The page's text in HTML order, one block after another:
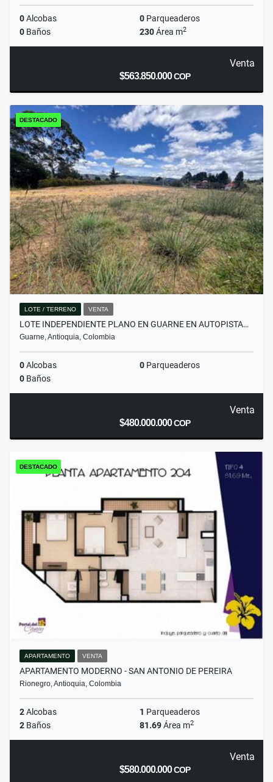
0Alcobas 0 Parqueaderos
0 Baños 230Área m2
Venta
$563.850.000COP
DESTACADO
LOTE / TERRENO VENTA
LOTE INDEPENDIENTE PLANO EN GUARNE EN AUTOPISTA…
Guarne, Antioquia, Colombia
0Alcobas 0 Parqueaderos
0 Baños
Venta
$480.000.000COP
DESTACADO
APARTAMENTO VENTA
APARTAMENTO MODERNO - SAN ANTONIO DE PEREIRA
Rionegro, Antioquia, Colombia
2Alcobas 1 Parqueaderos
2 Baños 81.69Área m2
Venta
$580.000.000COP